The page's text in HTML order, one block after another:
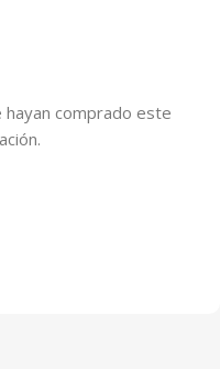
comprado este